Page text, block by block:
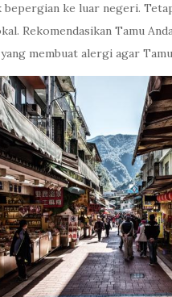
ke luar negeri.
Rekomendasikan Tamu
membuat alergi agar